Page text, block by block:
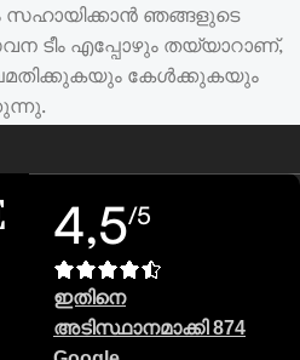
ഞങ്ങളുടെ
ടീം എപ്പോഴും തയ്യാറാണ്,
കേൾക്കുകയും
4,5/5
ഇതിനെ
അടിസ്ഥാനമാക്കി 874